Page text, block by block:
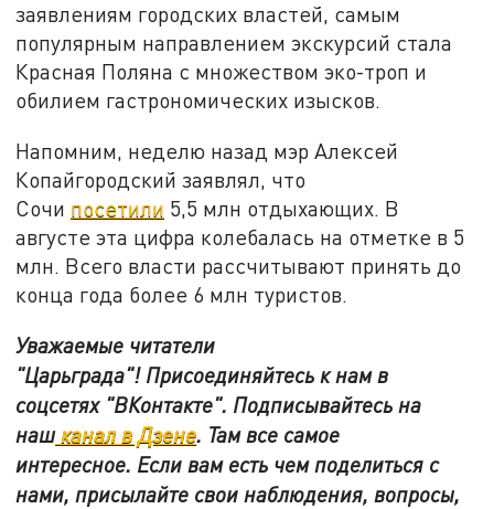
заявлениям городских властей, самым
популярным направлением экскурсий стала
Красная Поляна с множеством эко-троп и
обилием гастрономических изысков.
Напомним, неделю назад мэр Алексей
Копайгородский заявлял, что
Сочи посетили 5,5 млн отдыхающих. В
августе эта цифра колебалась на отметке в 5
млн. Всего власти рассчитывают принять до
конца года более 6 млн туристов.
Уважаемые читатели
"Царьграда"! Присоединяйтесь к нам в
соцсетях "ВКонтакте". Подписывайтесь на
нашканал в Дзене. Там все самое
интересное. Если вам есть чем поделиться с
нами, присылайте свои наблюдения, вопросы,